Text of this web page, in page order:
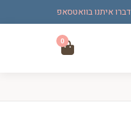
דברו איתנו בוואטסאפ
0